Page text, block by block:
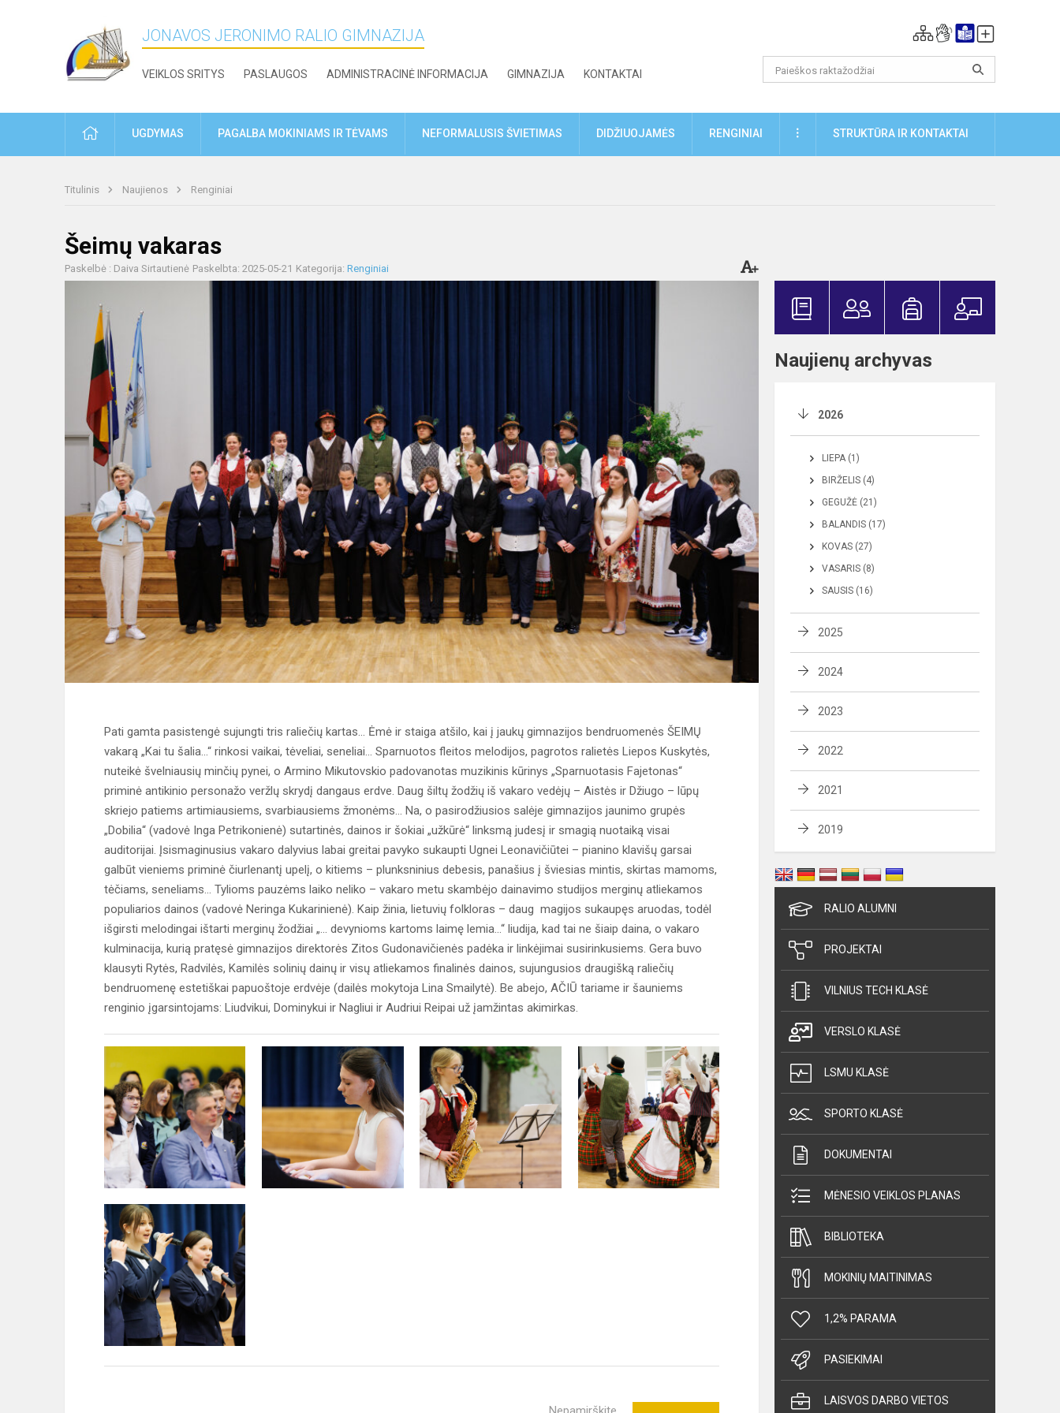
JONAVOS JERONIMO RALIO GIMNAZIJA
VEIKLOS SRITYS PASLAUGOS ADMINISTRACINĖ INFORMACIJA GIMNAZIJA KONTAKTAI
PRADŽIAUGDYMAS PAGALBA MOKINIAMS IR TĖVAMS NEFORMALUSIS ŠVIETIMAS DIDŽIUOJAMĖS RENGINIAI DAUGIAUSTRUKTŪRA IR KONTAKTAI
Titulinis Naujienos Renginiai
Šeimų vakaras
Paskelbė : Daiva Sirtautienė Paskelbta: 2025-05-21 Kategorija: Renginiai
Pati gamta pasistengė sujungti tris raliečių kartas... Ėmė ir staiga atšilo, kai į jaukų gimnazijos bendruomenės ŠEIMŲ
vakarą „Kai tu šalia...“ rinkosi vaikai, tėveliai, seneliai... Sparnuotos fleitos melodijos, pagrotos ralietės Liepos Kuskytės,
nuteikė švelniausių minčių pynei, o Armino Mikutovskio padovanotas muzikinis kūrinys „Sparnuotasis Fajetonas“
priminė antikinio personažo veržlų skrydį dangaus erdve. Daug šiltų žodžių iš vakaro vedėjų – Aistės ir Džiugo – lūpų
skriejo patiems artimiausiems, svarbiausiems žmonėms... Na, o pasirodžiusios salėje gimnazijos jaunimo grupės
„Dobilia“ (vadovė Inga Petrikonienė) sutartinės, dainos ir šokiai „užkūrė“ linksmą judesį ir smagią nuotaiką visai
auditorijai. Įsismaginusius vakaro dalyvius labai greitai pavyko sukaupti Ugnei Leonavičiūtei – pianino klavišų garsai
galbūt vieniems priminė čiurlenantį upelį, o kitiems – plunksninius debesis, panašius į šviesias mintis, skirtas mamoms,
tėčiams, seneliams... Tylioms pauzėms laiko neliko – vakaro metu skambėjo dainavimo studijos merginų atliekamos
populiarios dainos (vadovė Neringa Kukarinienė). Kaip žinia, lietuvių folkloras – daug magijos sukaupęs aruodas, todėl
išgirsti melodingai ištarti merginų žodžiai „... devynioms kartoms laimę lemia...“ liudija, kad tai ne šiaip daina, o vakaro
kulminacija, kurią pratęsė gimnazijos direktorės Zitos Gudonavičienės padėka ir linkėjimai susirinkusiems. Gera buvo
klausyti Rytės, Radvilės, Kamilės solinių dainų ir visų atliekamos finalinės dainos, sujungusios draugišką raliečių
bendruomenę estetiškai papuoštoje erdvėje (dailės mokytoja Lina Smailytė). Be abejo, AČIŪ tariame ir šauniems
renginio įgarsintojams: Liudvikui, Dominykui ir Nagliui ir Audriui Reipai už įamžintas akimirkas.
Naujienų archyvas
2026
LIEPA (1)
BIRŽELIS (4)
GEGUŽĖ (21)
BALANDIS (17)
KOVAS (27)
VASARIS (8)
SAUSIS (16)
2025
2024
2023
2022
2021
2019
RALIO ALUMNI
PROJEKTAI
VILNIUS TECH KLASĖ
VERSLO KLASĖ
LSMU KLASĖ
SPORTO KLASĖ
DOKUMENTAI
MĖNESIO VEIKLOS PLANAS
BIBLIOTEKA
MOKINIŲ MAITINIMAS
1,2% PARAMA
PASIEKIMAI
LAISVOS DARBO VIETOS